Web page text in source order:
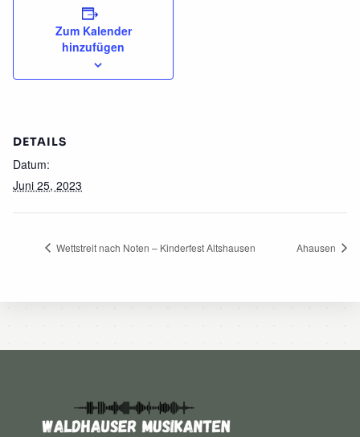
Zum Kalender
hinzufügen
DETAILS
Datum:
Juni 25, 2023
Wettstreit nach Noten – Kinderfest Altshausen Ahausen